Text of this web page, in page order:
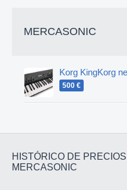
MERCASONIC
Korg KingKorg
500 €
HISTÓRICO DE
MERCASONIC